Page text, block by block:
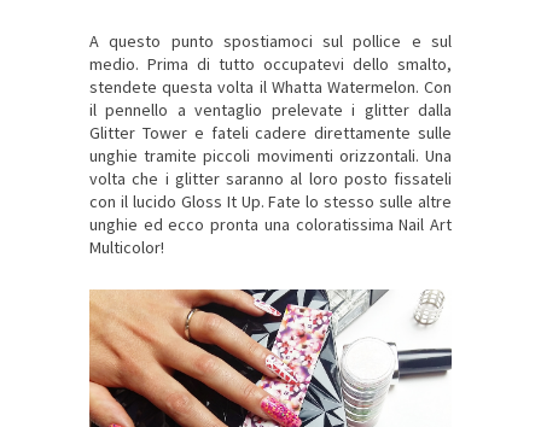
A questo punto spostiamoci sul pollice e sul
medio. Prima di tutto occupatevi dello smalto,
stendete questa volta il Whatta Watermelon. Con
il pennello a ventaglio prelevate i glitter dalla
Glitter Tower e fateli cadere direttamente sulle
unghie tramite piccoli movimenti orizzontali. Una
volta che i glitter saranno al loro posto fissateli
con il lucido Gloss It Up. Fate lo stesso sulle altre
unghie ed ecco pronta una coloratissima Nail Art
Multicolor!